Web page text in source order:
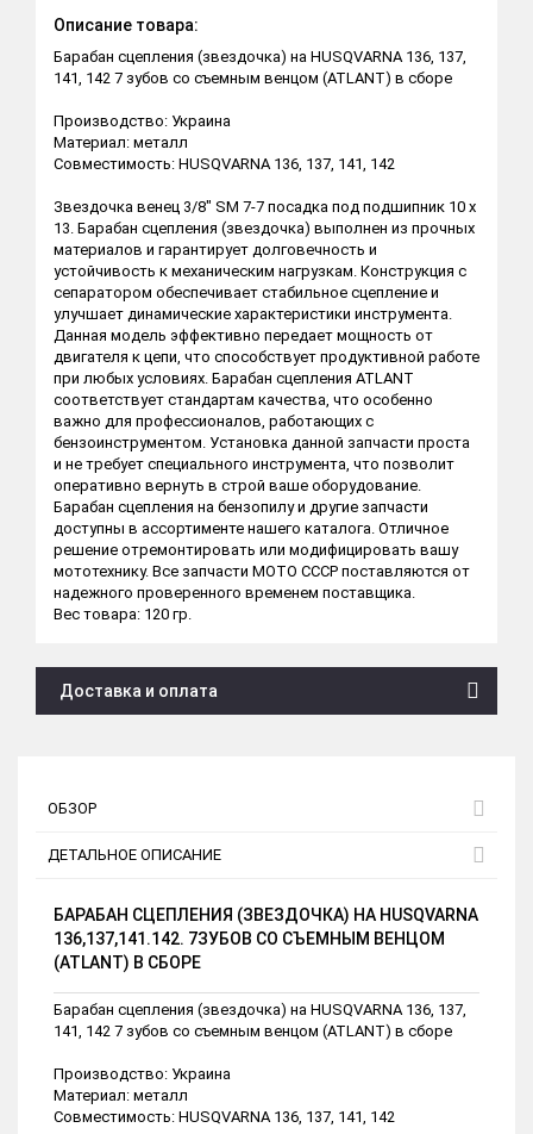
Описание товара:
Барабан сцепления (звездочка) на HUSQVARNA 136, 137,
141, 142 7 зубов со съемным венцом (ATLANT) в сборе
Производство: Украина
Материал: металл
Совместимость: HUSQVARNA 136, 137, 141, 142
Звездочка венец 3/8" SM 7-7 посадка под подшипник 10 х
13. Барабан сцепления (звездочка) выполнен из прочных
материалов и гарантирует долговечность и
устойчивость к механическим нагрузкам. Конструкция с
сепаратором обеспечивает стабильное сцепление и
улучшает динамические характеристики инструмента.
Данная модель эффективно передает мощность от
двигателя к цепи, что способствует продуктивной работе
при любых условиях. Барабан сцепления ATLANT
соответствует стандартам качества, что особенно
важно для профессионалов, работающих с
бензоинструментом. Установка данной запчасти проста
и не требует специального инструмента, что позволит
оперативно вернуть в строй ваше оборудование.
Барабан сцепления на бензопилу и другие запчасти
доступны в ассортименте нашего каталога. Отличное
решение отремонтировать или модифицировать вашу
мототехнику. Все запчасти МОТО СССР поставляются от
надежного проверенного временем поставщика.
Вес товара: 120 гр.
Доставка и оплата
ОБЗОР
ДЕТАЛЬНОЕ ОПИСАНИЕ
БАРАБАН СЦЕПЛЕНИЯ (ЗВЕЗДОЧКА) НА HUSQVARNA
136,137,141.142. 7ЗУБОВ СО СЪЕМНЫМ ВЕНЦОМ
(ATLANT) В СБОРЕ
Барабан сцепления (звездочка) на HUSQVARNA 136, 137,
141, 142 7 зубов со съемным венцом (ATLANT) в сборе
Производство: Украина
Материал: металл
Совместимость: HUSQVARNA 136, 137, 141, 142